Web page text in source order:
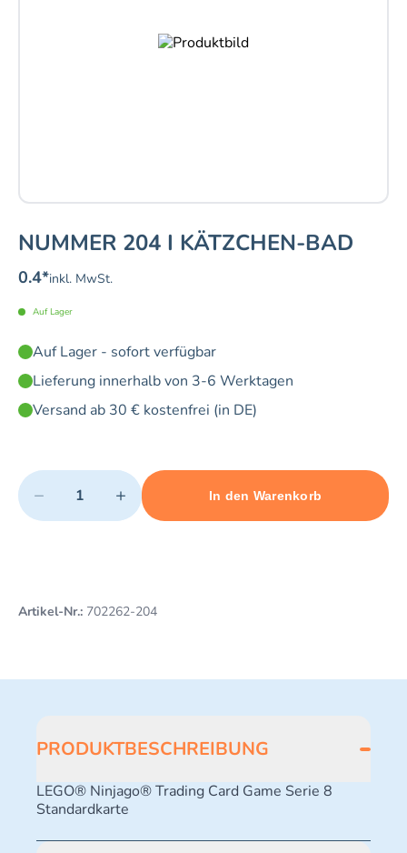
NUMMER 204 I KÄTZCHEN-BAD
0.4*inkl. MwSt.
Auf Lager
Auf Lager - sofort verfügbar
Lieferung innerhalb von 3-6 Werktagen
Versand ab 30 € kostenfrei (in DE)
Quantity
− +
Minimum quantity: 1 Maximum quantity: 10
In den Warenkorb
Add 1 item to cart
Artikel-Nr.: 702262-204
PRODUKTBESCHREIBUNG
LEGO® Ninjago® Trading Card Game Serie 8
Standardkarte